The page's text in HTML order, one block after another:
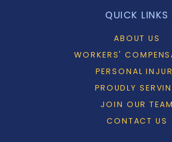
QUICK LINKS
ABOUT US
WORKERS'
PERSONAL
PROUDLY
JOIN OUR TEAM
CONTACT US